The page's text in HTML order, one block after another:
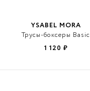
YSABEL MORA
Трусы-боксеры Basic
1 120 ₽